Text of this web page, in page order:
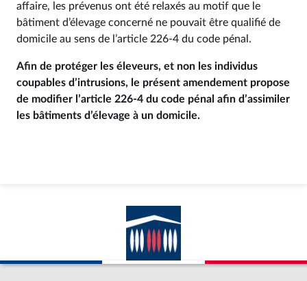
affaire, les prévenus ont été relaxés au motif que le
bâtiment d’élevage concerné ne pouvait être qualifié de
domicile au sens de l’article 226‑4 du code pénal.
Afin de protéger les éleveurs, et non les individus
coupables d’intrusions, le présent amendement propose
de modifier l’article 226‑4 du code pénal afin d’assimiler
les bâtiments d’élevage à un domicile.